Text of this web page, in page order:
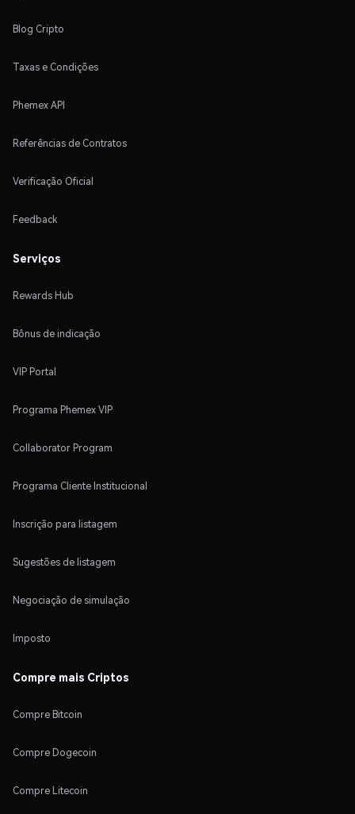
Blog Cripto
Taxas e Condições
Phemex API
Referências de Contratos
Verificação Oficial
Feedback
Serviços
Rewards Hub
Bônus de indicação
VIP Portal
Programa Phemex VIP
Collaborator Program
Programa Cliente Institucional
Inscrição para listagem
Sugestões de listagem
Negociação de simulação
Imposto
Compre mais Criptos
Compre Bitcoin
Compre Dogecoin
Compre Litecoin